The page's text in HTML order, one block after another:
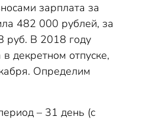
зарплата за
482 000 рублей, за
руб. В 2018 году
декретном отпуске,
Определим
– 31 день (с